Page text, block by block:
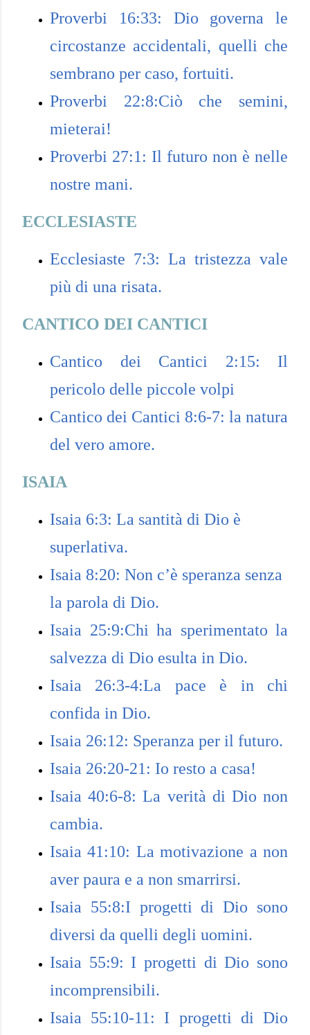
Proverbi 16:33: Dio governa le
circostanze accidentali, quelli che
sembrano per caso, fortuiti.
Proverbi 22:8:Ciò che semini,
mieterai!
Proverbi 27:1: Il futuro non è nelle
nostre mani.
ECCLESIASTE
Ecclesiaste 7:3: La tristezza vale
più di una risata.
CANTICO DEI CANTICI
Cantico dei Cantici 2:15: Il
pericolo delle piccole volpi
Cantico dei Cantici 8:6-7: la natura
del vero amore.
ISAIA
Isaia 6:3: La santità di Dio è
superlativa.
Isaia 8:20: Non c’è speranza senza
la parola di Dio.
Isaia 25:9:Chi ha sperimentato la
salvezza di Dio esulta in Dio.
Isaia 26:3-4:La pace è in chi
confida in Dio.
Isaia 26:12: Speranza per il futuro.
Isaia 26:20-21: Io resto a casa!
Isaia 40:6-8: La verità di Dio non
cambia.
Isaia 41:10: La motivazione a non
aver paura e a non smarrirsi.
Isaia 55:8:I progetti di Dio sono
diversi da quelli degli uomini.
Isaia 55:9: I progetti di Dio sono
incomprensibili.
Isaia 55:10-11: I progetti di Dio